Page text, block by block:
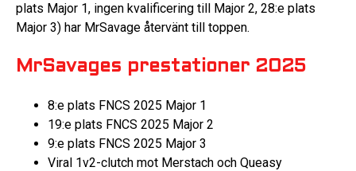
plats Major 1, ingen kvalificering till Major 2, 28:e plats
Major 3) har MrSavage återvänt till toppen.
MrSavages prestationer 2025
8:e plats FNCS 2025 Major 1
19:e plats FNCS 2025 Major 2
9:e plats FNCS 2025 Major 3
Viral 1v2-clutch mot Merstach och Queasy